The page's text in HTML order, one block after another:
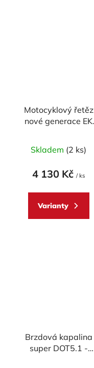
Motocyklový řetěz
nové generace EK
technologie
Skladem (2 ks)
4 130 Kč / ks
Varianty
Brzdová kapalina
super DOT5.1 -